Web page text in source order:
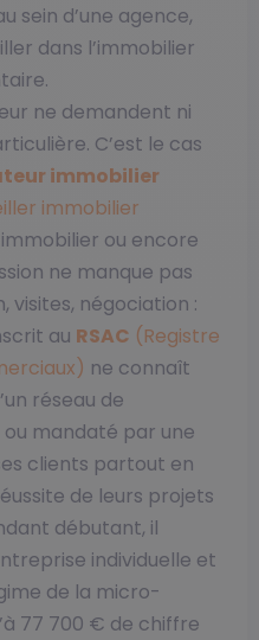
sein d’une agence,
dans l’immobilier
ne demandent ni
C’est le cas
immobilier
immobilier
ou encore
ne manque pas
visites, négociation :
au RSAC (Registre
ne connaît
réseau de
mandaté par une
clients partout en
de leurs projets
débutant, il
individuelle et
de la micro-
77 700 € de chiffre